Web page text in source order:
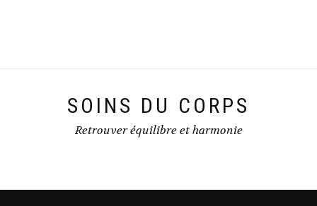
SOINS DU CORPS
Retrouver équilibre et harmonie